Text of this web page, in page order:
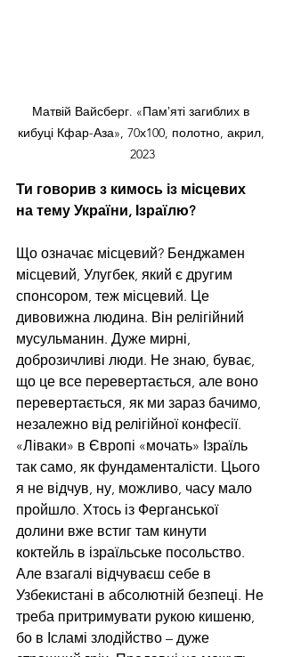
Матвій Вайсберг. «Памʼяті загиблих в
кибуці Кфар-Аза», 70х100, полотно, акрил,
2023
Ти говорив з кимось із місцевих
на тему України, Ізраїлю?
Що означає місцевий? Бенджамен
місцевий, Улугбек, який є другим
спонсором, теж місцевий. Це
дивовижна людина. Він релігійний
мусульманин. Дуже мирні,
доброзичливі люди. Не знаю, буває,
що це все перевертається, але воно
перевертається, як ми зараз бачимо,
незалежно від релігійної конфесії.
«Ліваки» в Європі «мочать» Ізраїль
так само, як фундаменталісти. Цього
я не відчув, ну, можливо, часу мало
пройшло. Хтось із Ферганської
долини вже встиг там кинути
коктейль в ізраїльське посольство.
Але взагалі відчуваєш себе в
Узбекистані в абсолютній безпеці. Не
треба притримувати рукою кишеню,
бо в Ісламі злодійство – дуже